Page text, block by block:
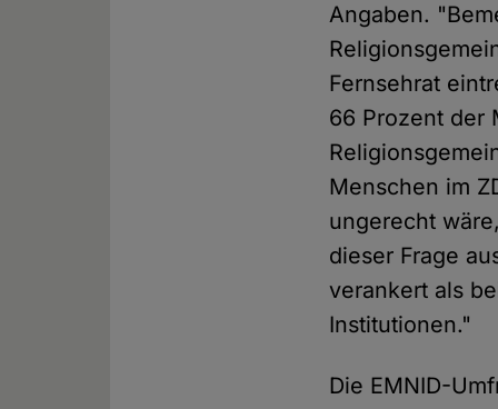
Angaben.
Fernsehrat
66 Prozent der
Menschen im
ungerecht
dieser Frage
verankert als
Institutionen."
Die EMNID-